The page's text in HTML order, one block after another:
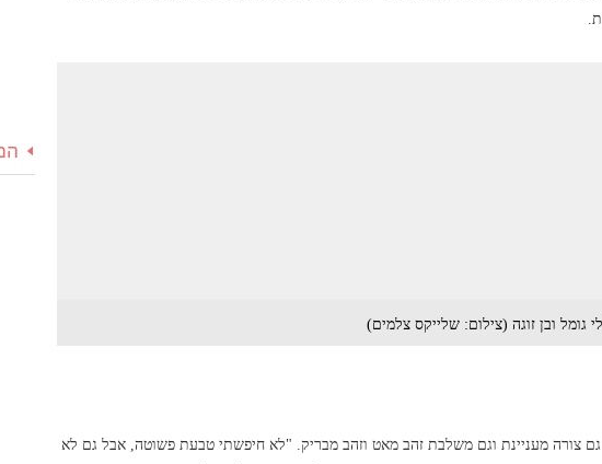
ובן זוגה (צילום: שלייקס צלמים)
של נטלי יצחקי (25), משלבת גם צורה מעניינת וגם משלבת זהב מאט וזהב מבריק. "לא חיפשתי טבעת פשוטה, אבל גם לא